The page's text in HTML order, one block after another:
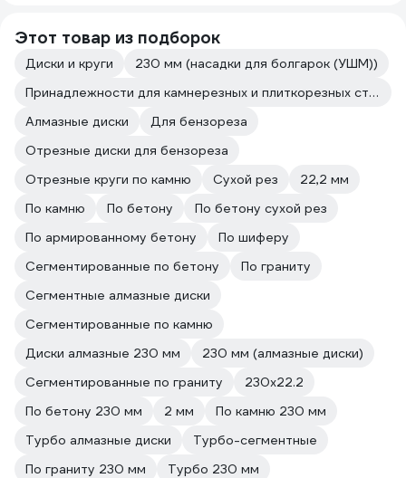
Этот товар из подборок
Диски и круги
230 мм (насадки для болгарок (УШМ))
Принадлежности для камнерезных и плиткорезных станков
Алмазные диски
Для бензореза
Отрезные диски для бензореза
Отрезные круги по камню
Сухой рез
22,2 мм
По камню
По бетону
По бетону сухой рез
По армированному бетону
По шиферу
Сегментированные по бетону
По граниту
Сегментные алмазные диски
Сегментированные по камню
Диски алмазные 230 мм
230 мм (алмазные диски)
Сегментированные по граниту
230х22.2
По бетону 230 мм
2 мм
По камню 230 мм
Турбо алмазные диски
Турбо-сегментные
По граниту 230 мм
Турбо 230 мм